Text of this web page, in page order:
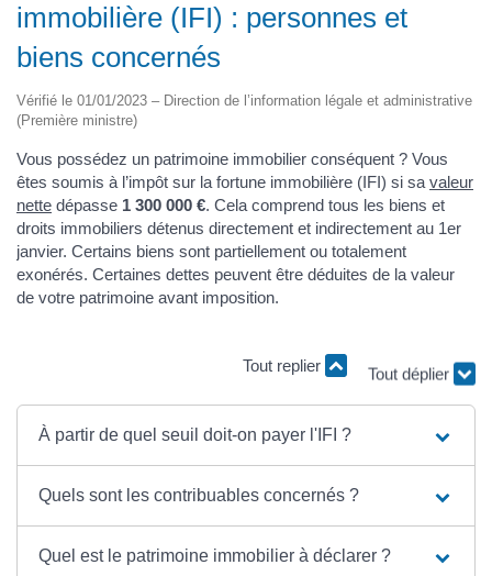
immobilière (IFI) : personnes et
biens concernés
Vérifié le 01/01/2023 – Direction de l’information légale et administrative
(Première ministre)
Vous possédez un patrimoine immobilier conséquent ? Vous
êtes soumis à l’impôt sur la fortune immobilière (IFI) si sa valeur
nette dépasse 1 300 000 €. Cela comprend tous les biens et
droits immobiliers détenus directement et indirectement au 1er
janvier. Certains biens sont partiellement ou totalement
exonérés. Certaines dettes peuvent être déduites de la valeur
de votre patrimoine avant imposition.
Tout replier
Tout déplier
À partir de quel seuil doit-on payer l'IFI ?
Quels sont les contribuables concernés ?
Quel est le patrimoine immobilier à déclarer ?